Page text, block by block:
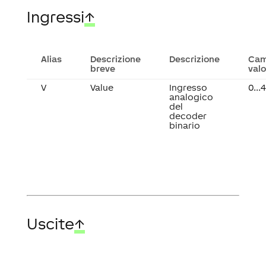
Ingressi↑
Alias
Descrizione
breve
Descrizione
V
Value
Ingresso
analogico
del
decoder
binario
Uscite↑